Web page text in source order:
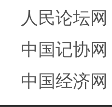
人民论坛网
中国记协网
中国经济网